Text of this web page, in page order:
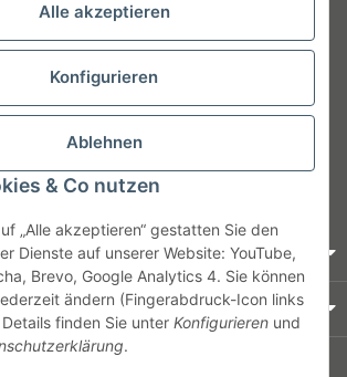
Alle akzeptieren
Konfigurieren
Ablehnen
& Co nutzen
„Alle akzeptieren“ gestatten Sie den
Dienste auf unserer Website: YouTube,
Brevo, Google Analytics 4. Sie können
ändern (Fingerabdruck-Icon links
finden Sie unter Konfigurieren und
.
© HOZ MEDI WERK